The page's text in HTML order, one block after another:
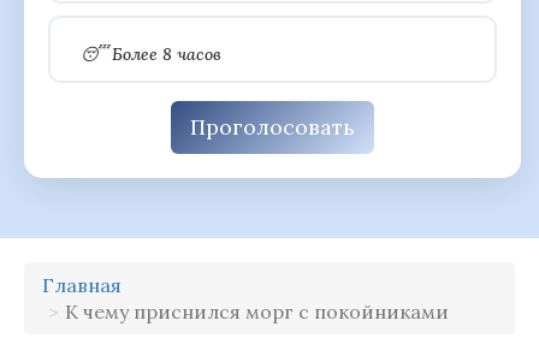
😴 Более 8 часов
Проголосовать
Главная
К чему приснился морг с покойниками